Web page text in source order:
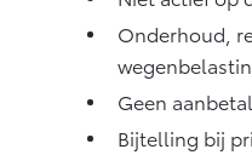
Onderhoud,
Geen
Bijtelling bij